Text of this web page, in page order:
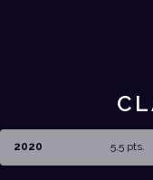
2020 5,5 pts.